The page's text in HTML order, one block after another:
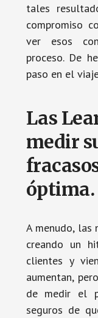
tales
compromiso
ver esos
proceso. De
paso en el
Las
medir
óptima.
A menudo, las
creando un
clientes y
aumentan,
de medir el
seguros de